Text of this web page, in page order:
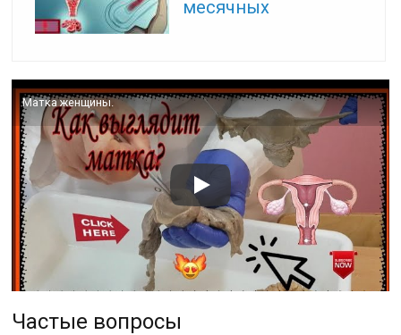
месячных
Матка женщины.
Частые вопросы